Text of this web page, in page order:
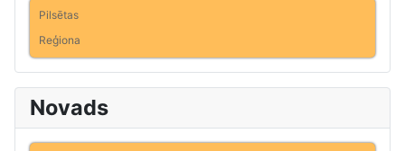
Pilsētas
Reģiona
Novads